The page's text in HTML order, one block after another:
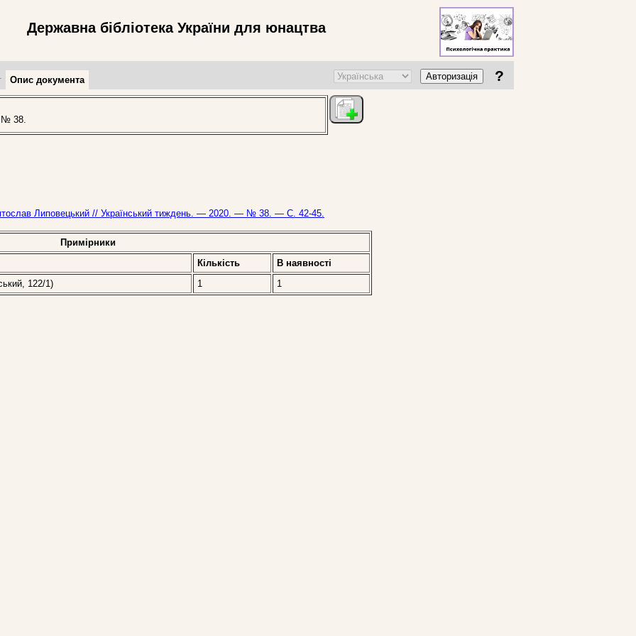
Державна бібліотека України для юнацтва
Опис документа Авторизація ?
№ 38.
Липовецький // Український тиждень. — 2020. — № 38. — С. 42-45.
Примірники
Кількість
В наявностi
122/1)
1 1